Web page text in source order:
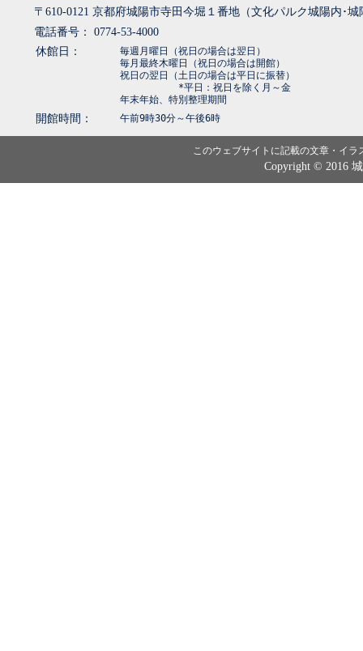
〒610-0121 京都府城陽市寺田今堀１番地（文化パルク城陽内･
電話番号： 0774-53-4000
休館日：
毎週月曜日（祝日の場合は翌日）
毎月最終木曜日（祝日の場合は開館）
祝日の翌日（土日の場合は平日に振替）
*平日：祝日を除く月～金
年末年始、特別整理期間
開館時間： 午前9時30分～午後6時
このウェブサイトに記載の文章・イ
Copyright © 2016